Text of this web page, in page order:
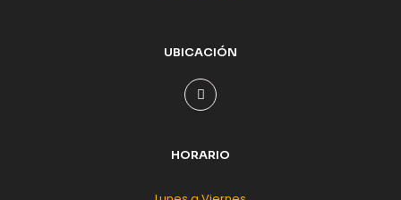
UBICACIÓN
HORARIO